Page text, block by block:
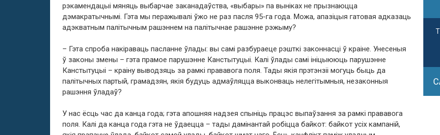
рэкамендацыі мяняць выбарчае заканадаўства, «выбары» па выніках не прызнаюцца
дэмакратычнымі. Гэта мы перажывалі ўжо не раз пасля 95-га года. Можа, апазіцыя гатовая адказаць
адэкватным палітычным рашэннем на палітычнае рашэнне рэжыму?
– Гэта спроба накіраваць пасланне ўлады: вы самі разбураеце рэшткі законнасці ў краіне. Унесеныя
ў законы змены – гэта прамое парушэнне Канстытуцыі. Калі ўлады самі ініцыююць парушэнне
Канстытуцыі – краіну выводзяць за рамкі прававога поля. Тады якія прэтэнзіі могуць быць да
палітычных партый, грамадзян, якія будуць адмаўляцца выконваць нелегітымныя, незаконныя
рашэння ўладаў?
У нас ёсць час да канца года; гэта апошняя надзея спыніць працэс выпаўзання за рамкі прававога
поля. Калі да канца года гэта не ўдаецца – тады дамінантай робіцца байкот: байкот усіх кампаній,